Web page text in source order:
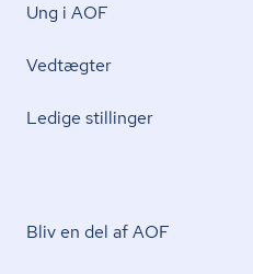
Ung i AOF
Vedtægter
Ledige stillinger
Bliv en del af AOF